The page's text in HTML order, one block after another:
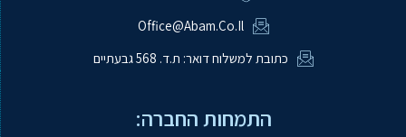
Office@abam.co.il
כתובת למשלוח דואר: ת.ד. 568 גבעתיים
התמחות החברה: